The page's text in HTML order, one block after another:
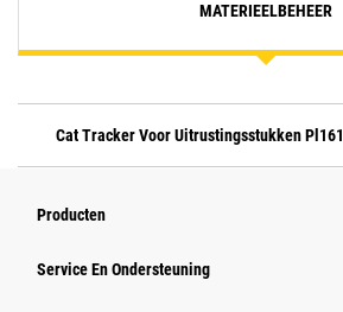
MATERIEELBEHEER
Cat Tracker Voor Uitrustingsstukken Pl161
Producten
Service En Ondersteuning